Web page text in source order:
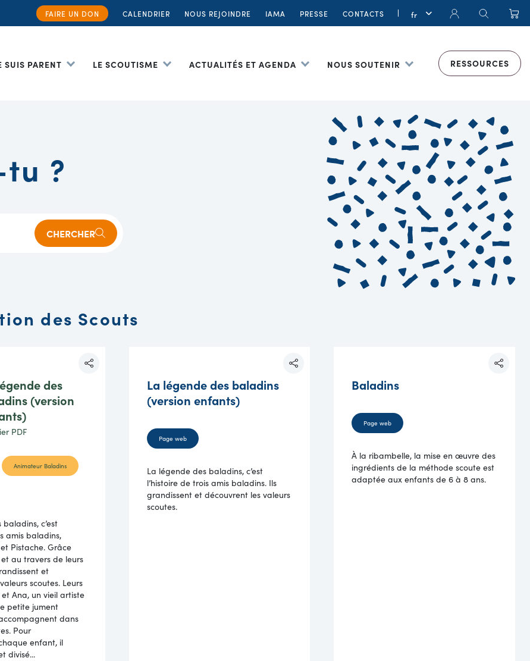
FAIRE UN DON CALENDRIER NOUS REJOINDRE IAMA PRESSE CONTACTS
SUIS PARENT LE SCOUTISME ACTUALITÉS ET AGENDA NOUS SOUTENIR RESSOURCES
?
CHERCHER
des Scouts
des
(version
PDF
Animateur Baladins
c’est
amis baladins,
Pistache. Grâce
au travers de leurs
et
scoutes. Leurs
Ana, un vieil artiste
petite jument
dans
Pour
enfant, il
divisé...
La légende des baladins
(version enfants)
Page web
La légende des baladins, c’est
l’histoire de trois amis baladins. Ils
grandissent et découvrent les valeurs
scoutes.
Baladins
Page web
À la ribambelle, la mise en œuvre des
ingrédients de la méthode scoute est
adaptée aux enfants de 6 à 8 ans.